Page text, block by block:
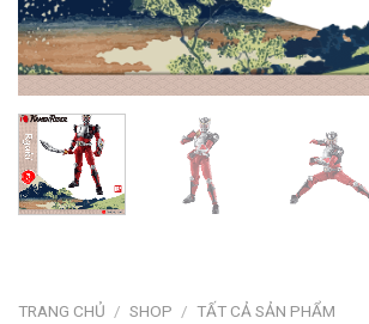
TRANG CHỦ / SHOP / TẤT CẢ SẢN PHẨM